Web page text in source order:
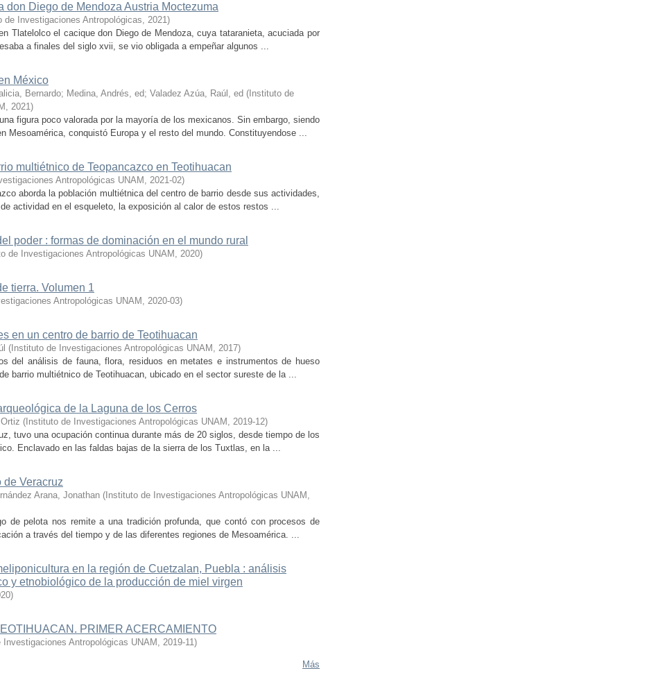
don Diego de Mendoza Austria Moctezuma
de Investigaciones Antropológicas, 2021)
Tlatelolco el cacique don Diego de Mendoza, cuya tataranieta, acuciada por
­a ­finales ­del ­siglo xvii, se vio obligada a empeñar algunos ...
México
Bernardo; Medina, Andrés, ed; Valadez Azúa, Raúl, ed ( Instituto de
, 2021)
figura poco valorada por la mayoría de los mexicanos. Sin embargo, siendo
Mesoamérica, conquistó Europa y el resto del mundo. Constituyendose ...
multiétnico de Teopancazco en Teotihuacan
Antropológicas UNAM, 2021-02)
aborda la población multiétnica del centro de barrio desde sus actividades,
actividad en el esqueleto, la exposición al calor de estos restos ...
poder : formas de dominación en el mundo rural
de Investigaciones Antropológicas UNAM , 2020)
tierra. Volumen 1
Antropológicas UNAM, 2020-03)
en un centro de barrio de Teotihuacan
( Instituto de Investigaciones Antropológicas UNAM , 2017)
del análisis de fauna, flora, residuos en metates e instrumentos de hueso
barrio multiétnico de Teotihuacan, ubicado en el sector sureste de la ...
de la Laguna de los Cerros
( Instituto de Investigaciones Antropológicas UNAM , 2019-12)
tuvo una ocupación continua durante más de 20 siglos, desde tiempo de los
Enclavado en las faldas bajas de la sierra de los Tuxtlas, en la ...
de Veracruz
Arana, Jonathan ( Instituto de Investigaciones Antropológicas UNAM ,
de pelota nos remite a una tradición profunda, que contó con procesos de
a través del tiempo y de las diferentes regiones de Mesoamérica. ...
en la región de Cuetzalan, Puebla : análisis
y etnobiológico de la producción de miel virgen
)
PRIMER ACERCAMIENTO
Investigaciones Antropológicas UNAM , 2019-11)
Más